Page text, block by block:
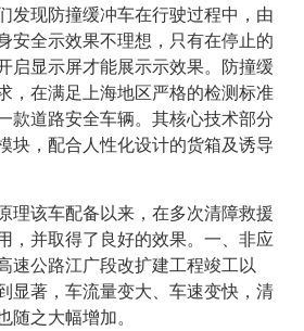
现防撞缓冲车在行驶过程中，由
安全示效果不理想，只有在停止的
启显示屏才能展示示效果。防撞缓
，在满足上海地区严格的检测标准
款道路安全车辆。其核心技术部分
块，配合人性化设计的货箱及诱导
该车配备以来，在多次清障救援
，并取得了良好的效果。一、非应
速公路江广段改扩建工程竣工以
显著，车流量变大、车速变快，清
之大幅增加。